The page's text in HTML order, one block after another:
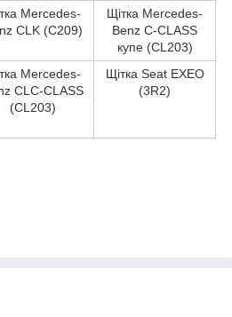
Mercedes-
CLK (C209)
Щітка Mercedes-
Benz C-CLASS
купе (CL203)
Mercedes-
CLC-CLASS
(CL203)
Щітка Seat EXEO
(3R2)